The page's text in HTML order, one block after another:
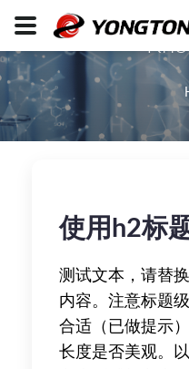
使用h2标
测试文本，请替
内容。注意标题
合适（已做提示
长度是否美观。